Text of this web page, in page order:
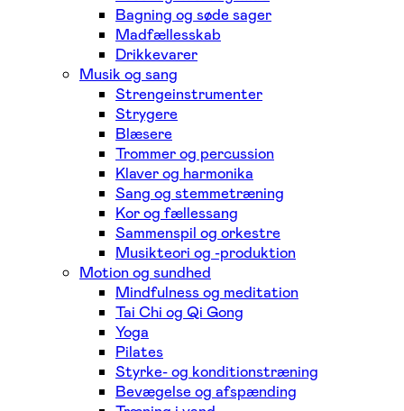
Bagning og søde sager
Madfællesskab
Drikkevarer
Musik og sang
Strengeinstrumenter
Strygere
Blæsere
Trommer og percussion
Klaver og harmonika
Sang og stemmetræning
Kor og fællessang
Sammenspil og orkestre
Musikteori og -produktion
Motion og sundhed
Mindfulness og meditation
Tai Chi og Qi Gong
Yoga
Pilates
Styrke- og konditionstræning
Bevægelse og afspænding